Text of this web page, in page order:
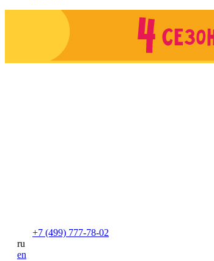
+7 (499) 777-78-02
ru
en